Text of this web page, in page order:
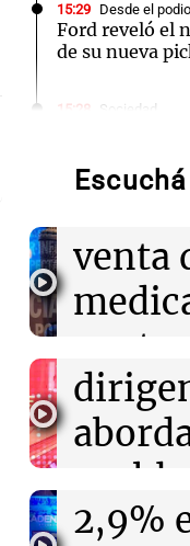
15:29 Desde el podio
Ford reveló el
de su nueva
15:28 Sociedad
hermano
“Cuando uno
gente te
habló a
Alerta por un
en Córdoba:
casos y hay
estado de
funeraria de
Audio.
venta
Panorama
llama
Audio.
2,9%
Audio.